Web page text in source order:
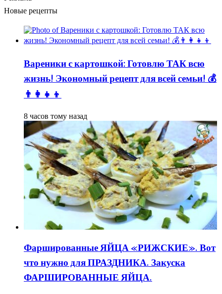
Новые рецепты
Вареники с картошкой: Готовлю ТАК всю
жизнь! Экономный рецепт для всей семьи! 💰
👨👩👧👦
8 часов тому назад
Фаршированные ЯЙЦА «РИЖСКИЕ». Вот
что нужно для ПРАЗДНИКА. Закуска
ФАРШИРОВАННЫЕ ЯЙЦА.